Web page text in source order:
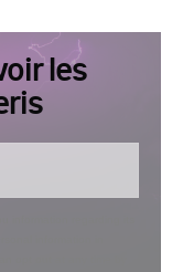
les
information regarding its
information in